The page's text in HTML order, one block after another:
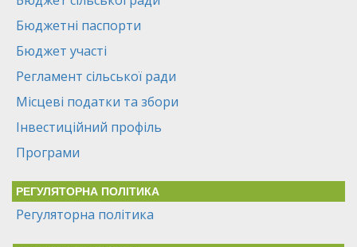
Бюджетні паспорти
Бюджет участі
Регламент сільської ради
Місцеві податки та збори
Інвестиційний профіль
Програми
РЕГУЛЯТОРНА ПОЛІТИКА
Регуляторна політика